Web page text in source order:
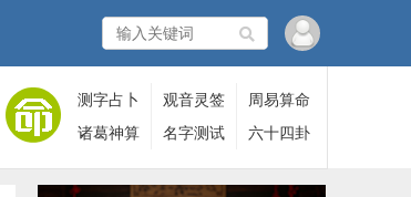
测字占卜 观音灵签
周易算命
诸葛神算
名字测试 六十四卦